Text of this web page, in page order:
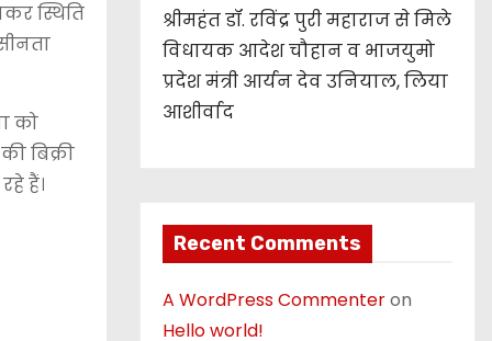
स्थिति
को
बिक्री
हैं।
श्रीमहंत डॉ. रविंद्र पुरी महाराज से मिले
विधायक आदेश चौहान व भाजयुमो
प्रदेश मंत्री आर्यन देव उनियाल, लिया
आशीर्वाद
Recent Comments
A WordPress Commenteron
Hello world!